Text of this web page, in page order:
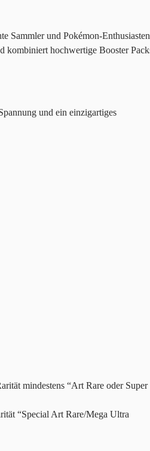
Sammler und Pokémon-
kombiniert hochwertige Booster
und ein einzigartiges
mindestens “Art Rare oder Super
“Special Art Rare/Mega Ultra